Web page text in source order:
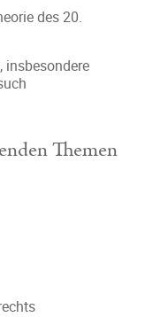
des 20.
insbesondere
Themen